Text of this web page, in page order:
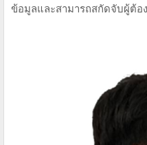
ข้อมูลและสามารถสกัดจับผู้ต้อ